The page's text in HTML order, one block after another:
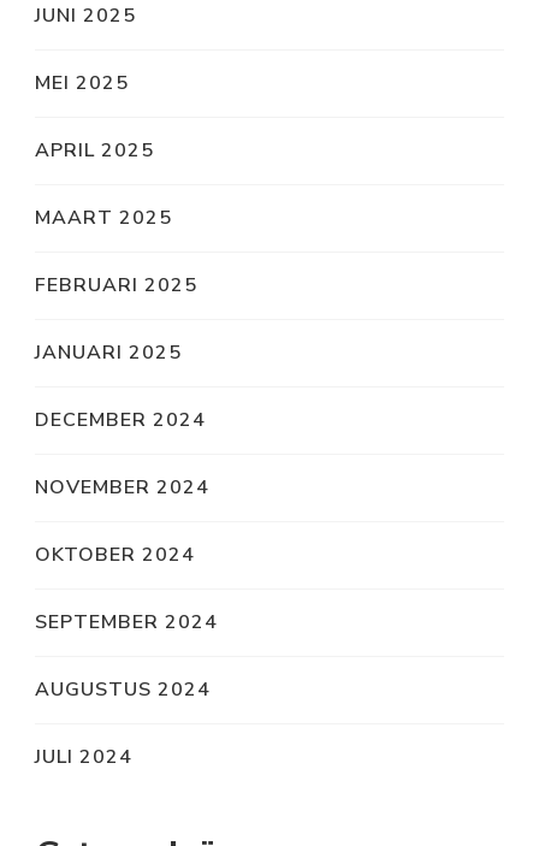
JUNI 2025
MEI 2025
APRIL 2025
MAART 2025
FEBRUARI 2025
JANUARI 2025
DECEMBER 2024
NOVEMBER 2024
OKTOBER 2024
SEPTEMBER 2024
AUGUSTUS 2024
JULI 2024